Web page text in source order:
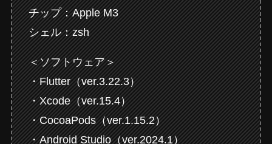
チップ：Apple M3
シェル：zsh
＜ソフトウェア＞
・Flutter（ver.3.22.3）
・Xcode（ver.15.4）
・CocoaPods（ver.1.15.2）
・Android Studio（ver.2024.1）